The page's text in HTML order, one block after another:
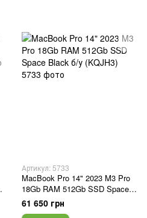
Артикул: 5733
MacBook Pro 14" 2023 M3 Pro
18Gb RAM 512Gb SSD Space
Black б/у (KQJH3)
61 650 грн